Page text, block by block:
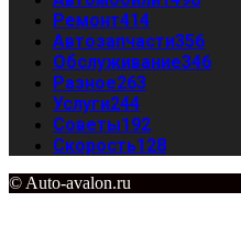
Ремонт414
Автозапчасти356
Обслуживание346
Разное263
Услуги244
Советы192
Скорость128
© Auto-avalon.ru